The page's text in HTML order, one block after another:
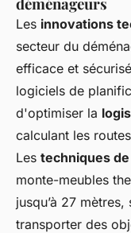
Les innovations
secteur du
efficace et
logiciels de
d'optimiser la
calculant les
Les techniques
monte-meubles
jusqu’à 27
transporter des